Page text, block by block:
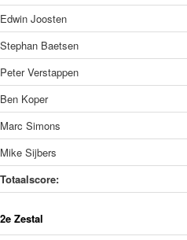
Edwin Joosten
Stephan Baetsen
Peter Verstappen
Ben Koper
Marc Simons
Mike Sijbers
Totaalscore:
2e Zestal